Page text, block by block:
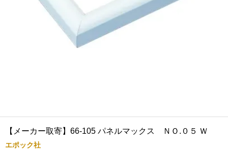
【メーカー取寄】66-105 パネルマックス ＮＯ.０５ Ｗ
エポック社